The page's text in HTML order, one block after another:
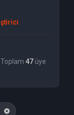
Toplam 47 üye
Gelişmiş arama